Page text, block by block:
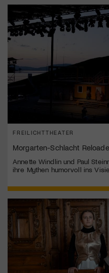
FREILICHTTHEATER
Morgarten-Schlacht
Annette Windlin und Paul
ihre Mythen humorvoll ins